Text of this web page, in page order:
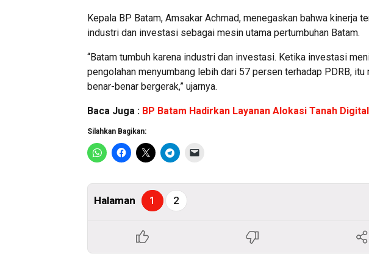
Kepala BP Batam, Amsakar Achmad, menegaskan bahwa kinerja
industri dan investasi sebagai mesin utama pertumbuhan Batam.
“Batam tumbuh karena industri dan investasi. Ketika investasi
pengolahan menyumbang lebih dari 57 persen terhadap PDRB,
benar-benar bergerak,” ujarnya.
Baca Juga : BP Batam Hadirkan Layanan Alokasi Tanah
Silahkan Bagikan:
Halaman 1 2